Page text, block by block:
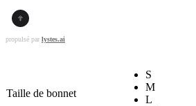
propulsé par lystes.ai
Taille de bonnet
S
M
L